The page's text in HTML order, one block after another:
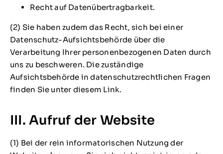
Recht auf Datenübertragbarkeit.
(2) Sie haben zudem das Recht, sich bei einer
Datenschutz-Aufsichtsbehörde über die
Verarbeitung Ihrer personenbezogenen Daten durch
uns zu beschweren. Die zuständige
Aufsichtsbehörde in datenschutzrechtlichen Fragen
finden Sie unter diesem Link.
III. Aufruf der Website
(1) Bei der rein informatorischen Nutzung der